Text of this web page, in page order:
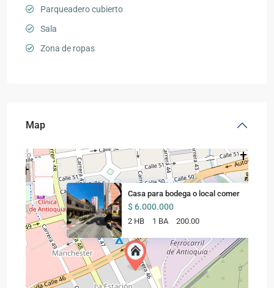
Parqueadero cubierto
Sala
Zona de ropas
Map
Casa para bodega o local comer
$ 6.000.000
2 HB 1 BA 200.00